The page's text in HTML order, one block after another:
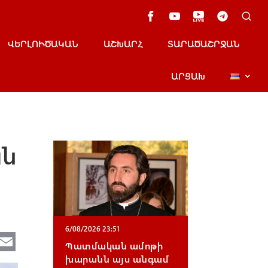
ՎԵՐԼՈՒԾԱԿԱՆ ԱՇԽԱՐՀ ՏԱՐԱԾԱՇՐՋԱՆ
ԱՐՑԱԽ
Te
m
6/08/2026 23:51
Պատմական ամոթի
խարանն այս անգամ